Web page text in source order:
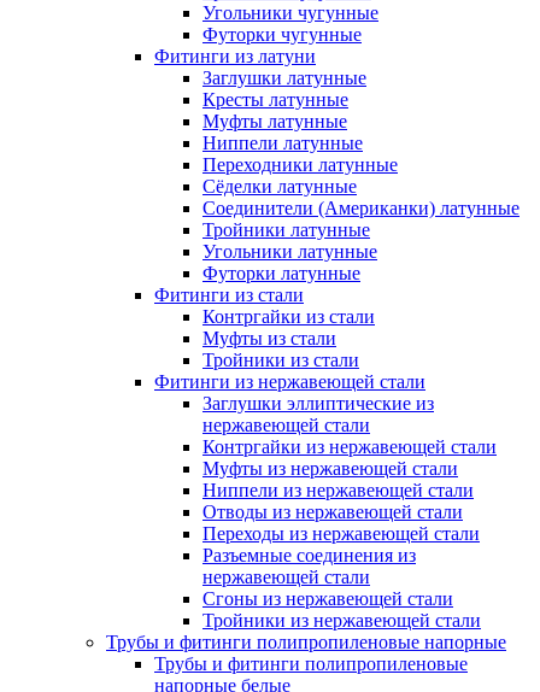
Угольники чугунные
Футорки чугунные
Фитинги из латуни
Заглушки латунные
Кресты латунные
Муфты латунные
Ниппели латунные
Переходники латунные
Сёделки латунные
Соединители (Американки) латунные
Тройники латунные
Угольники латунные
Футорки латунные
Фитинги из стали
Контргайки из стали
Муфты из стали
Тройники из стали
Фитинги из нержавеющей стали
Заглушки эллиптические из
нержавеющей стали
Контргайки из нержавеющей стали
Муфты из нержавеющей стали
Ниппели из нержавеющей стали
Отводы из нержавеющей стали
Переходы из нержавеющей стали
Разъемные соединения из
нержавеющей стали
Сгоны из нержавеющей стали
Тройники из нержавеющей стали
Трубы и фитинги полипропиленовые напорные
Трубы и фитинги полипропиленовые
напорные белые